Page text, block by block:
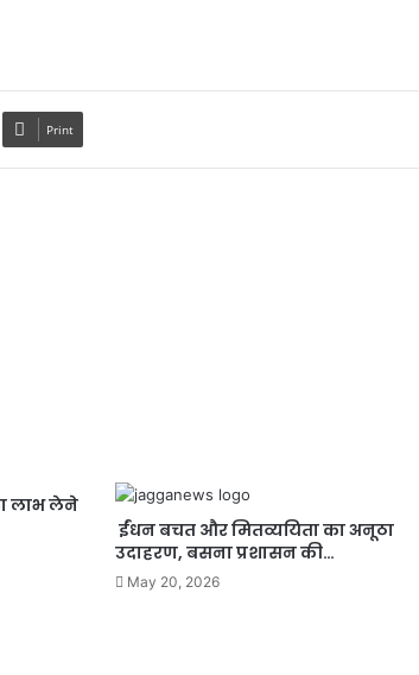
Print
लाभ लेने
ईंधन बचत और मितव्ययिता का अनूठा
उदाहरण, बसना प्रशासन की…
May 20, 2026